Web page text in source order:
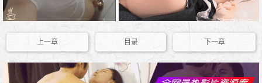
上一章 目录 下一章